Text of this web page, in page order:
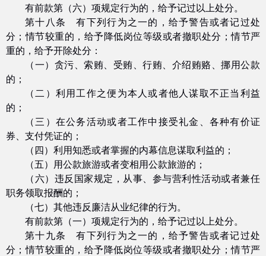
有前款第（六）项规定行为的，给予记过以上处分。
第十八条 有下列行为之一的，给予警告或者记过处
分；情节较重的，给予降低岗位等级或者撤职处分；情节严
重的，给予开除处分：
（一）贪污、索贿、受贿、行贿、介绍贿赂、挪用公款
的；
（二）利用工作之便为本人或者他人谋取不正当利益
的；
（三）在公务活动或者工作中接受礼金、各种有价证
券、支付凭证的；
（四）利用知悉或者掌握的内幕信息谋取利益的；
（五）用公款旅游或者变相用公款旅游的；
（六）违反国家规定，从事、参与营利性活动或者兼任
职务领取报酬的；
（七）其他违反廉洁从业纪律的行为。
有前款第（一）项规定行为的，给予记过以上处分。
第十九条 有下列行为之一的，给予警告或者记过处
分；情节较重的，给予降低岗位等级或者撤职处分；情节严